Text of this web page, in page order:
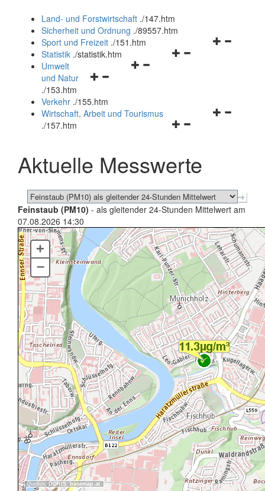
und
schließen
Land- und Forstwirtschaft ./147.htm
Sicherheit und Ordnung ./89557.htm
Navigationsmenü
Sport und Freizeit ./151.htm
Navigationsmenü
Statistik ./statistik.htm
Navigationsmenü
und
schließen
Umwelt
und Natur
./153.htm
Verkehr ./155.htm
Navigationsmenü
schließen
Wirtschaft, Arbeit und Tourismus
./157.htm
Aktuelle Messwerte
Feinstaub (PM10) - als gleitender 24-Stunden Mittelwert am
07.08.2026 14:30
Quellen:DORIS, basemap.at
+
–